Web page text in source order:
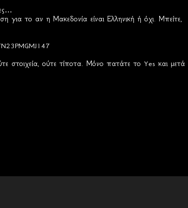
για το αν η Μακεδονία είναι Ελληνική ή όχι. Μπείτε,
στοιχεία, ούτε τίποτα. Μόνο πατάτε το Yes και μετά